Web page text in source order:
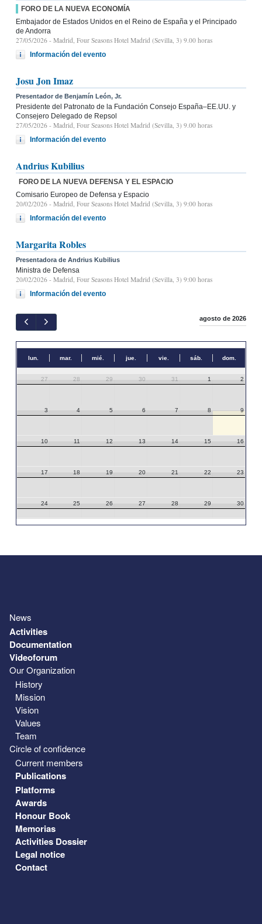
FORO DE LA NUEVA ECONOMÍA
Embajador de Estados Unidos en el Reino de España y el Principado
de Andorra
27/05/2026 - Madrid, Four Seasons Hotel Madrid (Sevilla, 3) 9.00 horas
Información del evento
Josu Jon Imaz
Presentador de Benjamín León, Jr.
Presidente del Patronato de la Fundación Consejo España–EE.UU. y
Consejero Delegado de Repsol
27/05/2026 - Madrid, Four Seasons Hotel Madrid (Sevilla, 3) 9.00 horas
Información del evento
Andrius Kubilius
FORO DE LA NUEVA DEFENSA Y EL ESPACIO
Comisario Europeo de Defensa y Espacio
20/02/2026 - Madrid, Four Seasons Hotel Madrid (Sevilla, 3) 9:00 horas
Información del evento
Margarita Robles
Presentadora de Andrius Kubilius
Ministra de Defensa
20/02/2026 - Madrid, Four Seasons Hotel Madrid (Sevilla, 3) 9:00 horas
Información del evento
agosto de 2026
lun. mar. mié. jue. vie. sáb. dom.
27 28 29 30 31 1 2
3 4 5 6 7 8 9
10 11 12 13 14 15 16
17 18 19 20 21 22 23
24 25 26 27 28 29 30
News
Activities
Documentation
Videoforum
Our Organization
History
Mission
Vision
Values
Team
Circle of confidence
Current members
Publications
Platforms
Awards
Honour Book
Memorias
Activities Dossier
Legal notice
Contact